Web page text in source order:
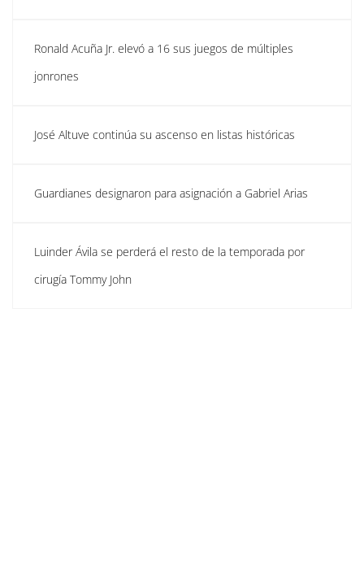
Ronald Acuña Jr. elevó a 16 sus juegos de múltiples
jonrones
José Altuve continúa su ascenso en listas históricas
Guardianes designaron para asignación a Gabriel Arias
Luinder Ávila se perderá el resto de la temporada por
cirugía Tommy John